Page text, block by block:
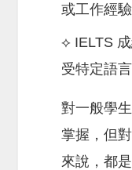
或工作經
⟡ IELTS
受特定語
對一般學
掌握，但
來說，都